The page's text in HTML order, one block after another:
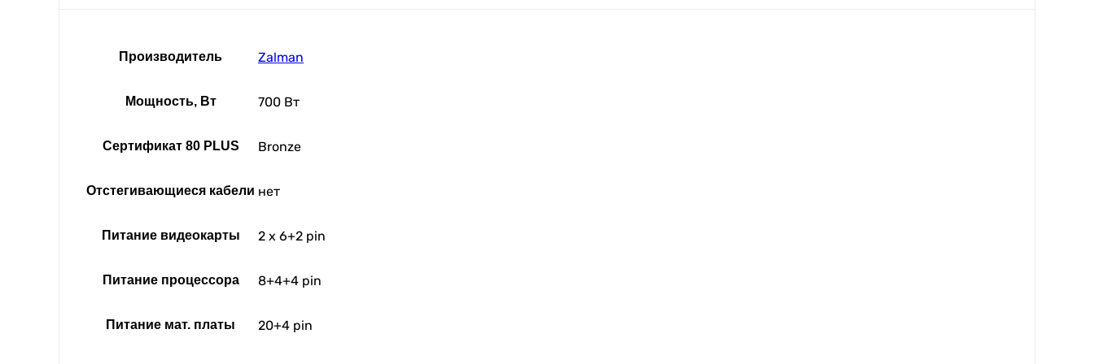
Производитель Zalman
Мощность, Вт 700 Вт
Сертификат 80 PLUS Bronze
Отстегивающиеся кабели нет
Питание видеокарты 2 x 6+2 pin
Питание процессора 8+4+4 pin
Питание мат. платы 20+4 pin